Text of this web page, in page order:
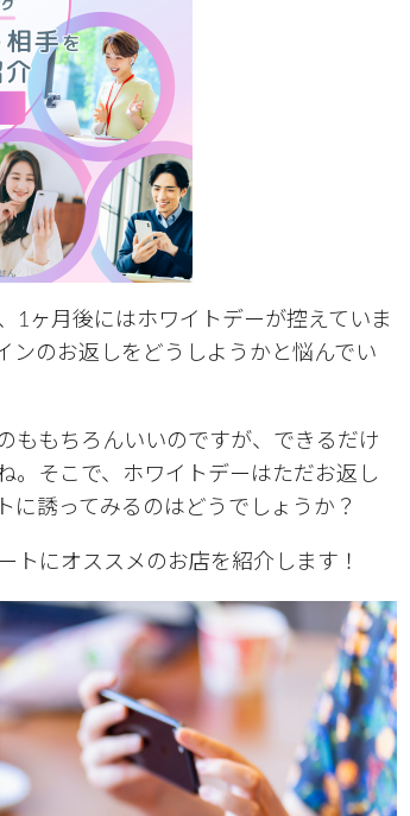
1ヶ月後にはホワイトデーが控えていま
ンのお返しをどうしようかと悩んでい
ももちろんいいのですが、できるだけ
。そこで、ホワイトデーはただお返し
に誘ってみるのはどうでしょうか？
トにオススメのお店を紹介します！